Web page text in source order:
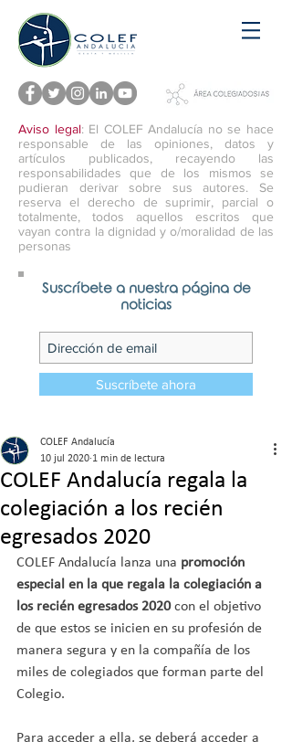
Aviso legal: El COLEF Andalucía no se hace
responsable de las opiniones, datos y
artículos publicados, recayendo las
responsabilidades que de los mismos se
pudieran derivar sobre sus autores. Se
reserva el derecho de suprimir, parcial o
totalmente, todos aquellos escritos que
vayan contra la dignidad y o/moralidad de las
personas
Suscríbete a nuestra página de
noticias
Suscríbete ahora
COLEF Andalucía regala la
colegiación a los recién
egresados 2020
COLEF Andalucía
10 jul 2020 1 min de lectura
COLEF Andalucía lanza una promoción
especial en la que regala la colegiación a
los recién egresados 2020 con el objetivo
de que estos se inicien en su profesión de
manera segura y en la compañía de los
miles de colegiados que forman parte del
Colegio.
Para acceder a ella, se deberá acceder a